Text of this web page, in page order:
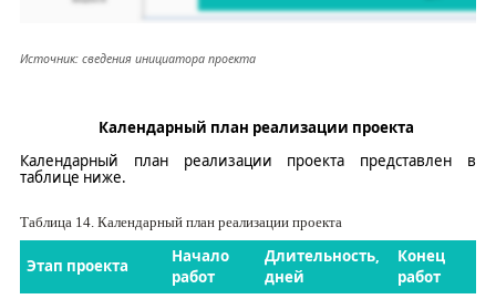
Источник: сведения инициатора проекта
Календарный план реализации проекта
Календарный план реализации проекта представлен в
таблице ниже.
Таблица 14. Календарный план реализации проекта
Этап проекта
Начало
работ
Длительность,
дней
Конец
работ